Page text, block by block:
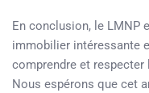
En conclusion, le LMNP
immobilier intéressante
comprendre et
Nous espérons que cet